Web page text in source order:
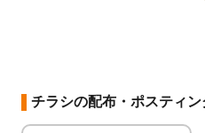
チラシの配布・ポスティ